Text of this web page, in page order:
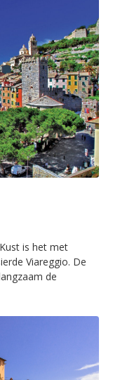
is het met
Viareggio. De
de